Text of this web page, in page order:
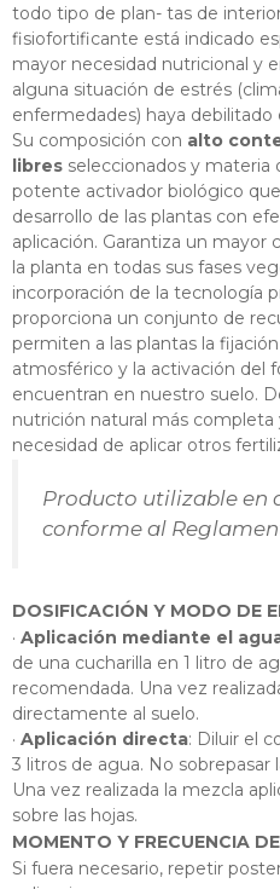
todo tipo de plan- tas de
fisiofortificante está indicado
mayor necesidad nutricional y
alguna situación de estrés
enfermedades) haya debilitado
Su composición con alto
libres seleccionados y
potente activador biológico
desarrollo de las plantas con
aplicación. Garantiza un mayor
la planta en todas sus fases
incorporación de la tecnología
proporciona un conjunto de
permiten a las plantas la
atmosférico y la activación del
encuentran en nuestro suelo.
nutrición natural más completa
necesidad de aplicar otros
Producto utilizable en
conforme al
DOSIFICACIÓN Y MODO DE
· Aplicación mediante el
de una cucharilla en 1 litro de
recomendada. Una vez
directamente al suelo.
· Aplicación directa: Diluir el
3 litros de agua. No
Una vez realizada la mezcla
sobre las hojas.
MOMENTO Y FRECUENCIA
Si fuera necesario, repetir